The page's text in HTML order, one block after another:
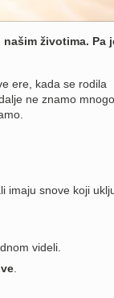
životima. Pa
ere, kada se rodila
ne znamo
imaju snove koji
videli.
.